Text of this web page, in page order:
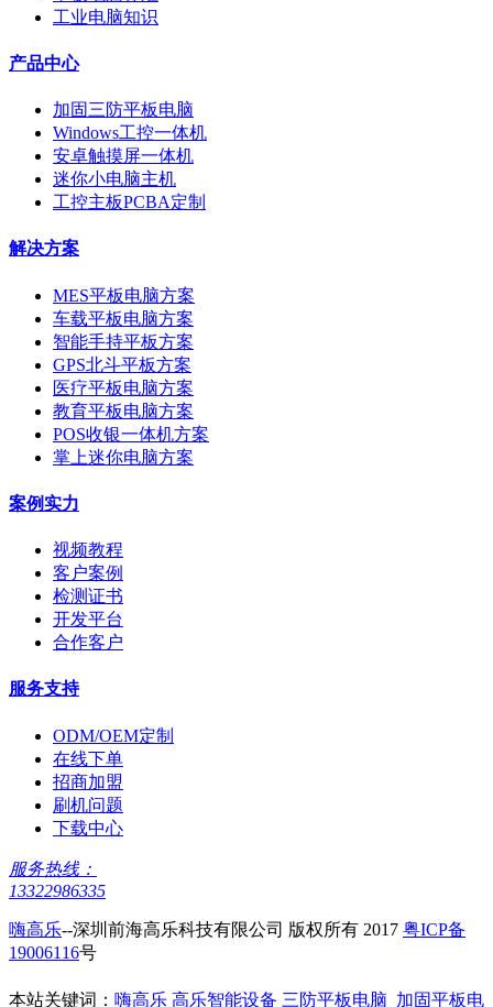
工业电脑知识
产品中心
加固三防平板电脑
Windows工控一体机
安卓触摸屏一体机
迷你小电脑主机
工控主板PCBA定制
解决方案
MES平板电脑方案
车载平板电脑方案
智能手持平板方案
GPS北斗平板方案
医疗平板电脑方案
教育平板电脑方案
POS收银一体机方案
掌上迷你电脑方案
案例实力
视频教程
客户案例
检测证书
开发平台
合作客户
服务支持
ODM/OEM定制
在线下单
招商加盟
刷机问题
下载中心
服务热线：
13322986335
嗨高乐--深圳前海高乐科技有限公司 版权所有 2017 粤ICP备
19006116号
本站关键词： 嗨高乐 高乐智能设备 三防平板电脑 加固平板电